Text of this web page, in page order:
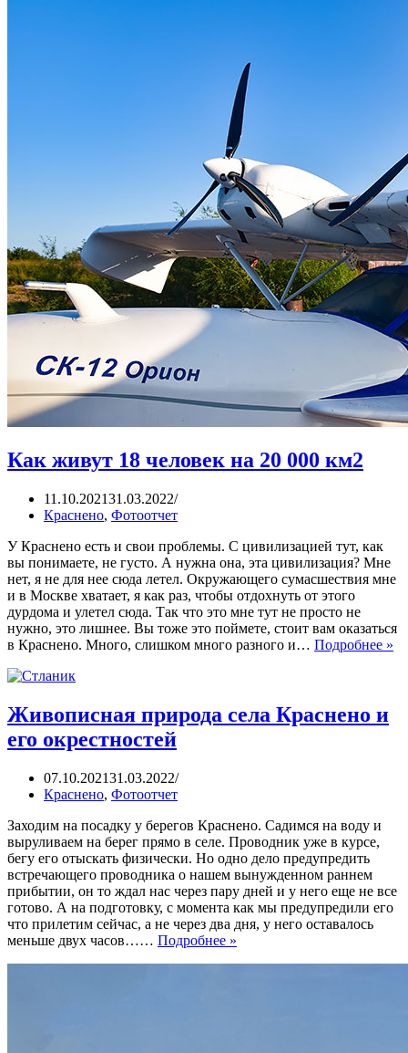
Как живут 18 человек на 20 000 км2
11.10.202131.03.2022
Краснено, Фотоотчет
У Краснено есть и свои проблемы. С цивилизацией тут, как
вы понимаете, не густо. А нужна она, эта цивилизация? Мне
нет, я не для нее сюда летел. Окружающего сумасшествия мне
и в Москве хватает, я как раз, чтобы отдохнуть от этого
дурдома и улетел сюда. Так что это мне тут не просто не
нужно, это лишнее. Вы тоже это поймете, стоит вам оказаться
в Краснено. Много, слишком много разного и… Подробнее »
Живописная природа села Краснено и
его окрестностей
07.10.202131.03.2022
Краснено, Фотоотчет
Заходим на посадку у берегов Краснено. Садимся на воду и
выруливаем на берег прямо в селе. Проводник уже в курсе,
бегу его отыскать физически. Но одно дело предупредить
встречающего проводника о нашем вынужденном раннем
прибытии, он то ждал нас через пару дней и у него еще не все
готово. А на подготовку, с момента как мы предупредили его
что прилетим сейчас, а не через два дня, у него оставалось
меньше двух часов…… Подробнее »